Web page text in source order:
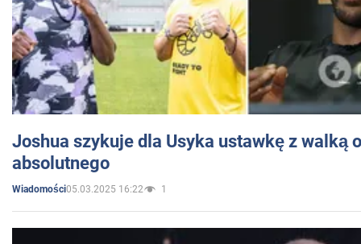
Joshua szykuje dla Usyka ustawkę z walką
absolutnego
Wiadomości05.03.2025 16:22 1